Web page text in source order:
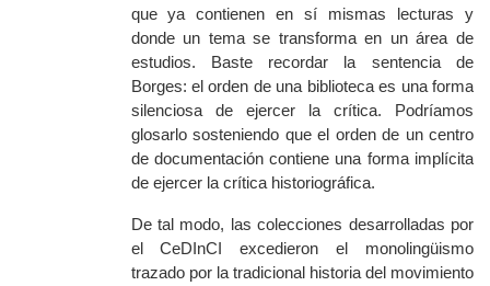
que ya contienen en sí mismas lecturas y
donde un tema se transforma en un área de
estudios. Baste recordar la sentencia de
Borges: el orden de una biblioteca es una forma
silenciosa de ejercer la crítica. Podríamos
glosarlo sosteniendo que el orden de un centro
de documentacióncontiene una forma implícita
de ejercer la crítica historiográfica.
De tal modo, las colecciones desarrolladas por
el CeDInCI excedieron el monolingüismo
trazado por la tradicional historia del movimiento